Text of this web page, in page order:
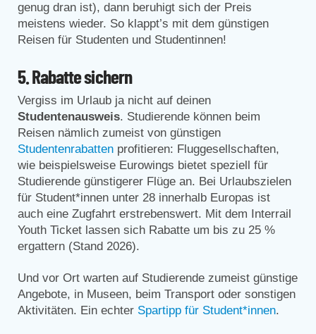
genug dran ist), dann beruhigt sich der Preis
meistens wieder. So klappt’s mit dem günstigen
Reisen für Studenten und Studentinnen!
5.Rabatte sichern
Vergiss im Urlaub ja nicht auf deinen
Studentenausweis. Studierende können beim
Reisen nämlich zumeist von günstigen
Studentenrabatten profitieren: Fluggesellschaften,
wie beispielsweise Eurowings bietet speziell für
Studierende günstigerer Flüge an. Bei Urlaubszielen
für Student*innen unter 28 innerhalb Europas ist
auch eine Zugfahrt erstrebenswert. Mit dem Interrail
Youth Ticket lassen sich Rabatte um bis zu 25 %
ergattern (Stand 2026).
Und vor Ort warten auf Studierende zumeist günstige
Angebote, in Museen, beim Transport oder sonstigen
Aktivitäten. Ein echter Spartipp für Student*innen.